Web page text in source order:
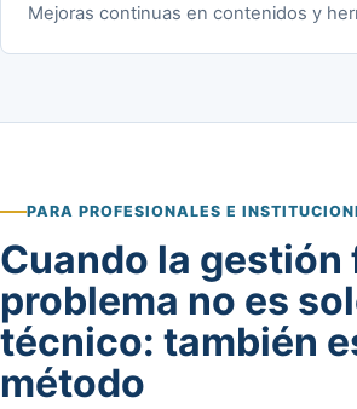
Mejoras continuas en contenidos y
PARA PROFESIONALES E
Cuando la gestión
problema no es
técnico: también
método